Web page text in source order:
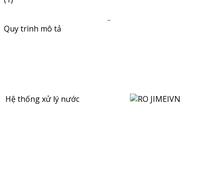
..
Quy trình mô tả
Hệ thống xử lý nước